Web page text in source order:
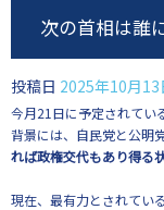
次の首相は誰
投稿日 2025年10月13
今月21日に予定されてい
背景には、自民党と公明
れば政権交代もあり得る
現在、最有力とされてい